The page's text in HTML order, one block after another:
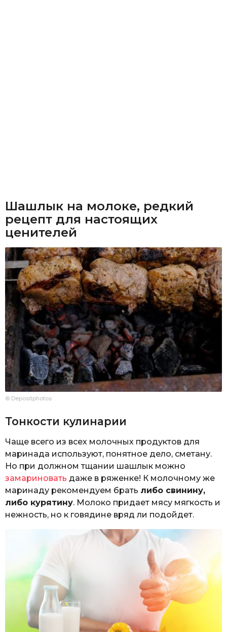
Шашлык на молоке, редкий
рецепт для настоящих
ценителей
© Depositphotos
Тонкости кулинарии
Чаще всего из всех молочных продуктов для
маринада используют, понятное дело, сметану.
Но при должном тщании шашлык можно
замариновать даже в ряженке! К молочному же
маринаду рекомендуем брать либо свинину,
либо курятину. Молоко придает мясу мягкость и
нежность, но к говядине вряд ли подойдет.